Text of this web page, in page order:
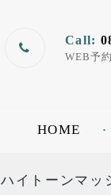
Call:
WEB予
HOME
ハイトーンマッ